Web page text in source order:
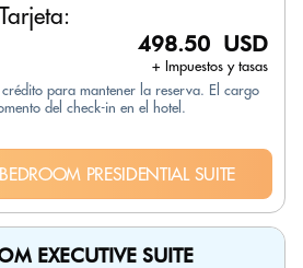
498.50 USD
+ Impuestos y tasas
para mantener la reserva. El cargo
del check-in en el hotel.
PRESIDENTIAL SUITE
EXECUTIVE SUITE